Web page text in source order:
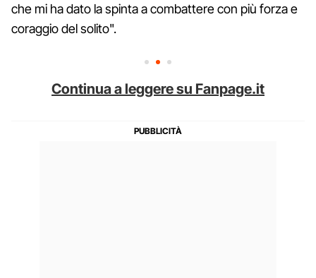
che mi ha dato la spinta a combattere con più forza e
coraggio del solito".
Continua a leggere su Fanpage.it